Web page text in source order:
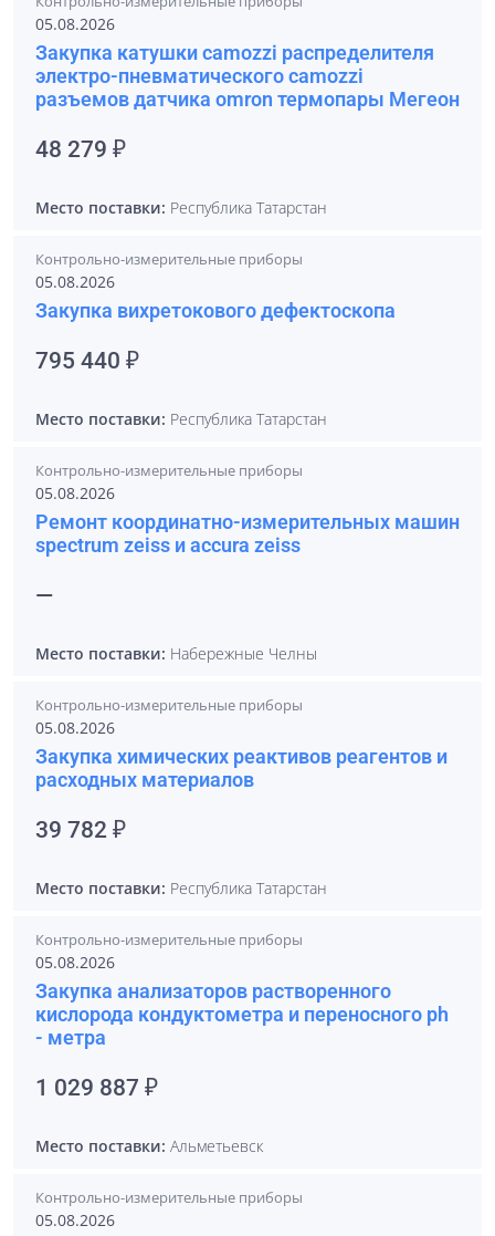
05.08.2026
Закупка катушки camozzi распределителя
электро-пневматического camozzi
разъемов датчика omron термопары Мегеон
48 279 ₽
Место поставки: Республика Татарстан
Контрольно-измерительные приборы
05.08.2026
Закупка вихретокового дефектоскопа
795 440 ₽
Место поставки: Республика Татарстан
Контрольно-измерительные приборы
05.08.2026
Ремонт координатно-измерительных машин
spectrum zeiss и accura zeiss
—
Место поставки: Набережные Челны
Контрольно-измерительные приборы
05.08.2026
Закупка химических реактивов реагентов и
расходных материалов
39 782 ₽
Место поставки: Республика Татарстан
Контрольно-измерительные приборы
05.08.2026
Закупка анализаторов растворенного
кислорода кондуктометра и переносного ph
- метра
1 029 887 ₽
Место поставки: Альметьевск
Контрольно-измерительные приборы
05.08.2026